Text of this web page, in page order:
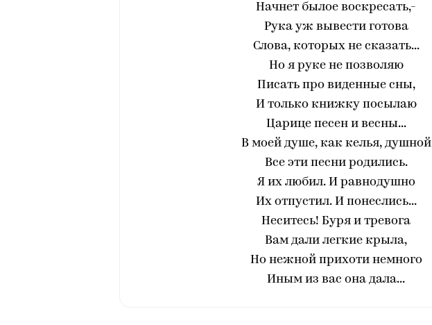
Начнет былое воскресать,-
Рука уж вывести готова
Слова, которых не сказать...
Но я руке не позволяю
Писать про виденные сны,
И только книжку посылаю
Царице песен и весны...
В моей душе, как келья, душной
Все эти песни родились.
Я их любил. И равнодушно
Их отпустил. И понеслись...
Неситесь! Буря и тревога
Вам дали легкие крыла,
Но нежной прихоти немного
Иным из вас она дала...